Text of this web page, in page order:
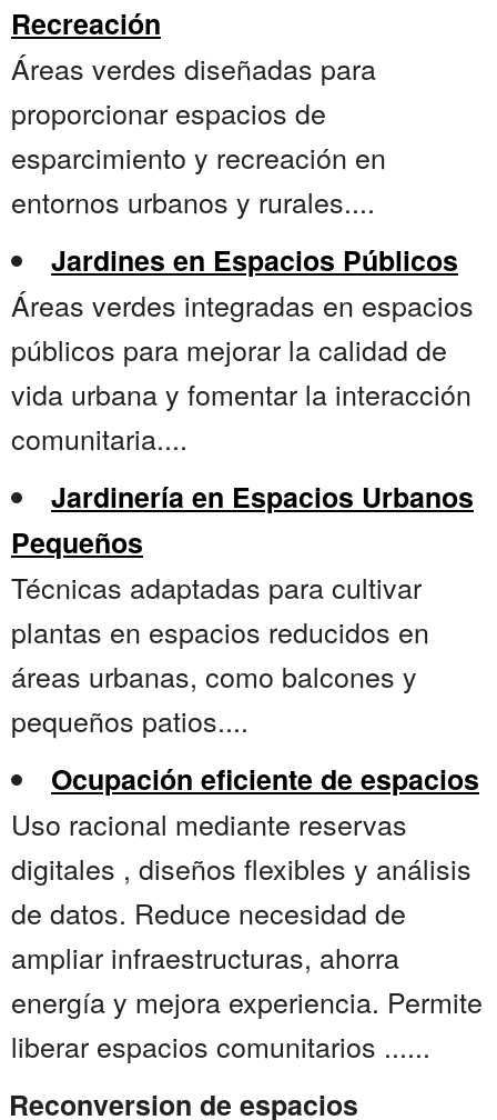
Recreación
Áreas verdes diseñadas para
proporcionar espacios de
esparcimiento y recreación en
entornos urbanos y rurales....
Jardines en Espacios Públicos
Áreas verdes integradas en espacios
públicos para mejorar la calidad de
vida urbana y fomentar la interacción
comunitaria....
Jardinería en Espacios Urbanos
Pequeños
Técnicas adaptadas para cultivar
plantas en espacios reducidos en
áreas urbanas, como balcones y
pequeños patios....
Ocupación eficiente de espacios
Uso racional mediante reservas
digitales , diseños flexibles y análisis
de datos. Reduce necesidad de
ampliar infraestructuras, ahorra
energía y mejora experiencia. Permite
liberar espacios comunitarios ......
Reconversion de espacios